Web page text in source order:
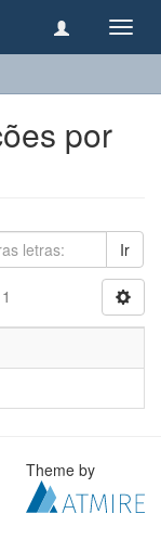
por
Ir
Theme by